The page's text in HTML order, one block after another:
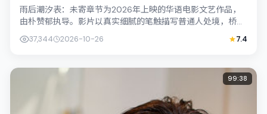
雨后潮汐表：未寄章节为2026年上映的华语电影文艺作品，
由朴赞郁执导。影片以真实细腻的笔触描写普通人处境，桥本
爱与周迅的对手戏张力十足，情节层层...
37,344 2026-10-26 7.4
99:38